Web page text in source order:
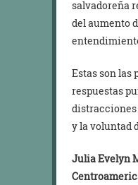
salvadoreña
del aumento
Estas son las
respuestas
distracciones
y la voluntad
Julia Evelyn